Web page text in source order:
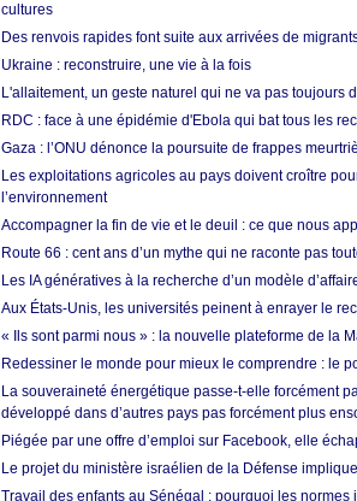
cultures
Des renvois rapides font suite aux arrivées de
Ukraine : reconstruire, une vie à la fois
L'allaitement, un geste naturel qui ne va pas toujours
RDC : face à une épidémie d'Ebola qui bat tous les
Gaza : l’ONU dénonce la poursuite de frappes
Les exploitations agricoles au pays doivent croître
l’environnement
Accompagner la fin de vie et le deuil : ce que nous
Route 66 : cent ans d’un mythe qui ne raconte pas
Les IA génératives à la recherche d’un modèle
Aux États-Unis, les universités peinent à enrayer le
« Ils sont parmi nous » : la nouvelle plateforme de la
Redessiner le monde pour mieux le comprendre : le
La souveraineté énergétique passe-t-elle forcément
développé dans d’autres pays pas forcément plus
Piégée par une offre d’emploi sur Facebook, elle
Le projet du ministère israélien de la Défense
Travail des enfants au Sénégal : pourquoi les